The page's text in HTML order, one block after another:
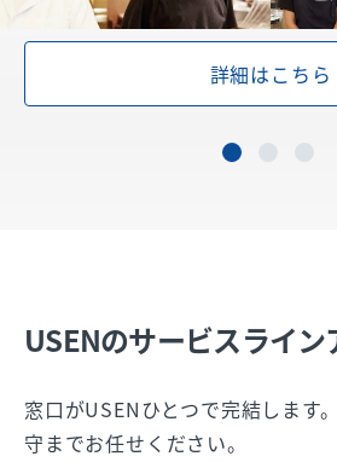
詳細はこちら
USENのサービスライン
窓口がUSENひとつで完結します
守までお任せください。